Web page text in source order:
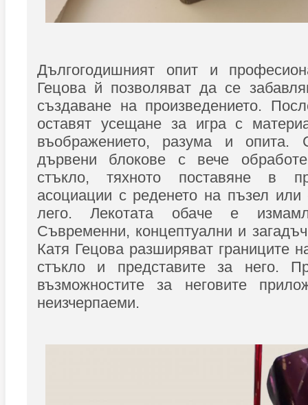
Дългогодишният опит и
Гецова й позволяват да се
създаване на произведението.
оставят усещане за игра с
въображението, разума и опита.
дървени блокове с вече
стъкло, тяхното поставяне в
асоциации с реденето на пъзел или
лего. Лекотата обаче е
Съвременни, концептуални и
Катя Гецова разширяват границите
стъкло и представите за него.
възможностите за неговите
неизчерпаеми.